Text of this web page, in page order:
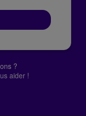
?
aider !